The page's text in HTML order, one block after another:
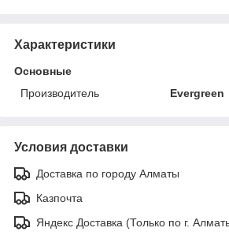
Характеристики
Основные
Производитель
Evergreen
Условия доставки
Доставка по городу Алматы
Казпочта
Яндекс Доставка (Только по г.